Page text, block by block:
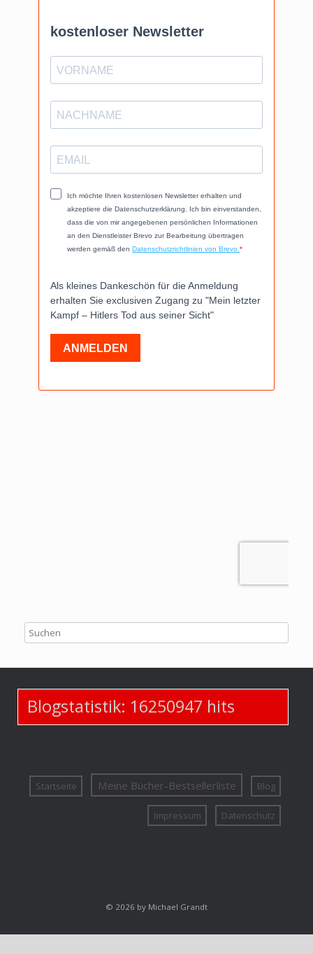
Blogstatistik: 16250947 hits
Startseite Meine Bücher-Bestsellerliste Blog
Impressum Datenschutz
© 2026 by Michael Grandt